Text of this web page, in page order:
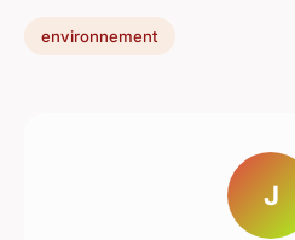
environnement
J